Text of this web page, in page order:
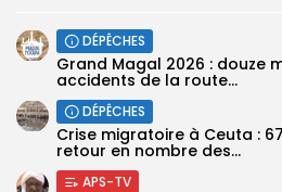
DÉPÊCHES
Grand Magal 2026 : douze
accidents de la route...
DÉPÊCHES
Crise migratoire à Ceuta :
retour en nombre des...
APS-TV